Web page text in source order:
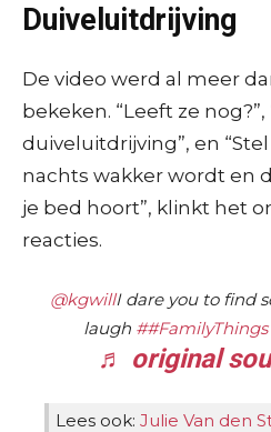
Duiveluitdrijving
De video werd al meer
bekeken. “Leeft ze
duiveluitdrijving”, en “Stel
nachts wakker wordt en
je bed hoort”, klinkt het
reacties.
@kgwillI dare you to find
laugh ##FamilyThings
♬ original
Lees ook: Julie Van den